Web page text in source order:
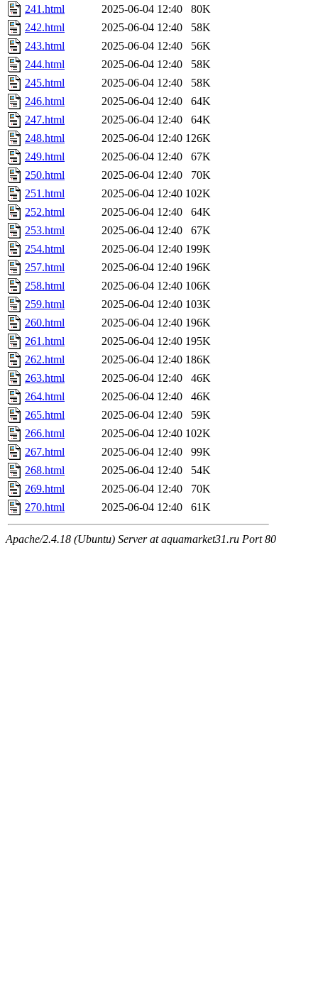
241.html
2025-06-04 12:40
80K
242.html
2025-06-04 12:40
58K
243.html
2025-06-04 12:40
56K
244.html
2025-06-04 12:40
58K
245.html
2025-06-04 12:40
58K
246.html
2025-06-04 12:40
64K
247.html
2025-06-04 12:40
64K
248.html
2025-06-04 12:40 126K
249.html
2025-06-04 12:40
67K
250.html
2025-06-04 12:40
70K
251.html
2025-06-04 12:40 102K
252.html
2025-06-04 12:40
64K
253.html
2025-06-04 12:40
67K
254.html
2025-06-04 12:40 199K
257.html
2025-06-04 12:40 196K
258.html
2025-06-04 12:40 106K
259.html
2025-06-04 12:40 103K
260.html
2025-06-04 12:40 196K
261.html
2025-06-04 12:40 195K
262.html
2025-06-04 12:40 186K
263.html
2025-06-04 12:40
46K
264.html
2025-06-04 12:40
46K
265.html
2025-06-04 12:40
59K
266.html
2025-06-04 12:40 102K
267.html
2025-06-04 12:40
99K
268.html
2025-06-04 12:40
54K
269.html
2025-06-04 12:40
70K
270.html
2025-06-04 12:40 61K
Apache/2.4.18 (Ubuntu) Server at aquamarket31.ru Port 80